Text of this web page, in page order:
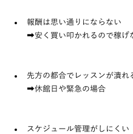
報酬は思い通りにならない
➡安く買い叩かれるので稼げ
先方の都合でレッスンが潰れ
➡休館日や緊急の場合
スケジュール管理がしにくい